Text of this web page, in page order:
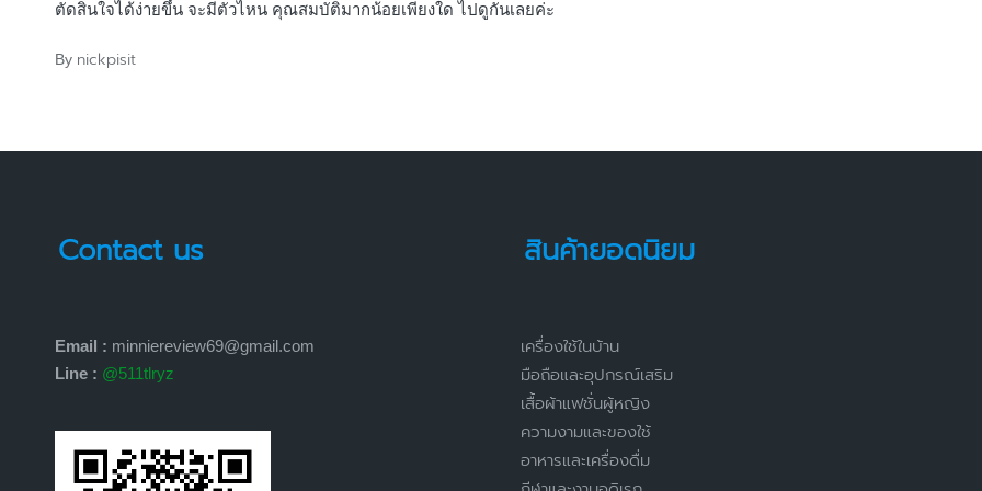
ตัดสินใจได้ง่ายขึ้น จะมีตัวไหน คุณสมบัติมากน้อยเพียงใด ไปดูกันเลยค่ะ
Posted
By nickpisit
Contact us
Email : minniereview69@gmail.com
Line : @511tlryz
สินค้ายอดนิยม
เครื่องใช้ในบ้าน
มือถือและอุปกรณ์เสริม
เสื้อผ้าแฟชั่นผู้หญิง
ความงามและของใช้
อาหารและเครื่องดื่ม